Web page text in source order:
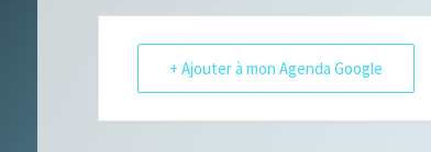
+ Ajouter à mon Agenda Google